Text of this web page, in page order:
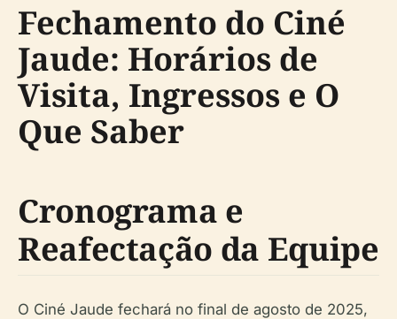
Fechamento do Ciné
Jaude: Horários de
Visita, Ingressos e O
Que Saber
Cronograma e
Reafectação da Equipe
O Ciné Jaude fechará no final de agosto de 2025,